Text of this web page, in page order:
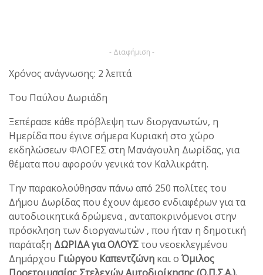
- Διαφήμιση -
Χρόνος ανάγνωσης: 2 λεπτά
Του Παύλου Δωριάδη
Ξεπέρασε κάθε πρόβλεψη των διοργανωτών, η
Ημερίδα που έγινε σήμερα Κυριακή στο χώρο
εκδηλώσεων ΦΛΟΓΕΣ στη Μανάγουλη Δωρίδας, για
θέματα που αφορούν γενικά τον Καλλικράτη.
Την παρακολούθησαν πάνω από 250 πολίτες του
Δήμου Δωρίδας που έχουν άμεσο ενδιαφέρων για τα
αυτοδιοικητικά δρώμενα , ανταποκρινόμενοι στην
πρόσκληση των διοργανωτών , που ήταν η δημοτική
παράταξη ΔΩΡΙΔΑ για ΟΛΟΥΣτου νεοεκλεγμένου
Δημάρχου Γιώργου Καπεντζώνη και ο Όμιλος